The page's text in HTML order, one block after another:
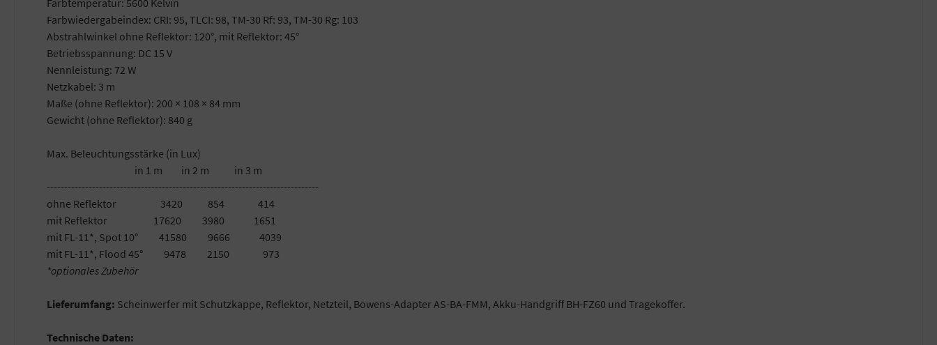
Farbwiedergabeindex: CRI: 95, TLCI: 98, TM-30 Rf: 93, TM-30 Rg: 103
Abstrahlwinkel ohne Reflektor: 120°, mit Reflektor: 45°
Betriebsspannung: DC 15 V
Nennleistung: 72 W
Netzkabel: 3 m
Maße (ohne Reflektor): 200 × 108 × 84 mm
Gewicht (ohne Reflektor): 840 g
Max. Beleuchtungsstärke (in Lux)
in 1 m in 2 m in 3 m
------------------------------------------------------------------------------
ohne Reflektor 3420 854 414
mit Reflektor 17620 3980 1651
mit FL-11*, Spot 10° 41580 9666 4039
mit FL-11*, Flood 45° 9478 2150 973
*optionales Zubehör
Lieferumfang: Scheinwerfer mit Schutzkappe, Reflektor, Netzteil, Bowens-Adapter AS-BA-FMM, Akku-Handgriff BH-FZ60 und Tragekoffer.
Technische Daten: